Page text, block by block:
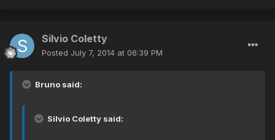
Silvio Coletty
Posted July 7, 2014 at 06:39 PM
Bruno said:
Silvio Coletty said: